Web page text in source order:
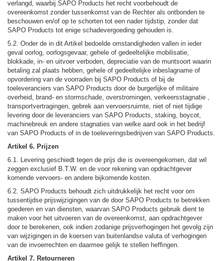
verlangd, waarbij SAPO Products het recht voorbehoudt de
overeenkomst zonder tussenkomst van de Rechter als ontbonden te
beschouwen en/of op te schorten tot een nader tijdstip, zonder dat
SAPO Products tot enige schadevergoeding gehouden is.
5.2. Onder de in dit Artikel bedoelde omstandigheden vallen in ieder
geval oorlog, oorlogsgevaar, gehele of gedeeltelijke mobilisatie,
blokkade, in- en uitvoer verboden, depreciatie van de muntsoort waarin
betaling zal plaats hebben, gehele of gedeeltelijke inbeslagname of
opvordering van de voorraden bij SAPO Products of bij de
toeleveranciers van SAPO Products door de burgerlijke of militaire
overheid, brand- en stormschade, overstromingen, verkeersstagnatie ,
transportvertragingen, gebrek aan vervoersruimte, niet of niet tijdige
levering door de leveranciers van SAPO Products, staking, boycot,
machinebreuk en andere stagnaties van welke aard ook in het bedrijf
van SAPO Products of in de toeleveringsbedrijven van SAPO Products.
Artikel 6. Prijzen
6.1. Levering geschiedt tegen de prijs die is overeengekomen, dat wil
zeggen exclusief B.T.W. en de voor rekening van opdrachtgever
komende vervoers- en andere bijkomende kosten.
6.2. SAPO Products behoudt zich uitdrukkelijk het recht voor om
tussentijdse prijswijzigingen van de door SAPO Products te betrekken
goederen en van diensten, waarvan SAPO Products gebruik dient te
maken voor het uitvoeren van de overeenkomst, aan opdrachtgever
door te berekenen, ook indien zodanige prijsverhogingen het gevolg zijn
van wijzigingen in de koersen van buitenlandse valuta of verhogingen
van de invoerrechten en daarmee gelijk te stellen hefﬁngen.
Artikel 7. Retourneren